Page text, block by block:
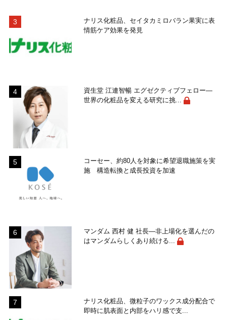
ナリス化粧品、セイタカミロバラン果実に表
情筋ケア効果を発見
資生堂 江連智暢 エグゼクティブフェロー―
世界の化粧品を変える研究に挑...
コーセー、約80人を対象に希望退職施策を実
施 構造転換と成長投資を加速
マンダム 西村 健 社長―非上場化を選んだの
はマンダムらしくあり続ける...
ナリス化粧品、微粒子のワックス成分配合で
即時に肌表面と内部をハリ感で支...